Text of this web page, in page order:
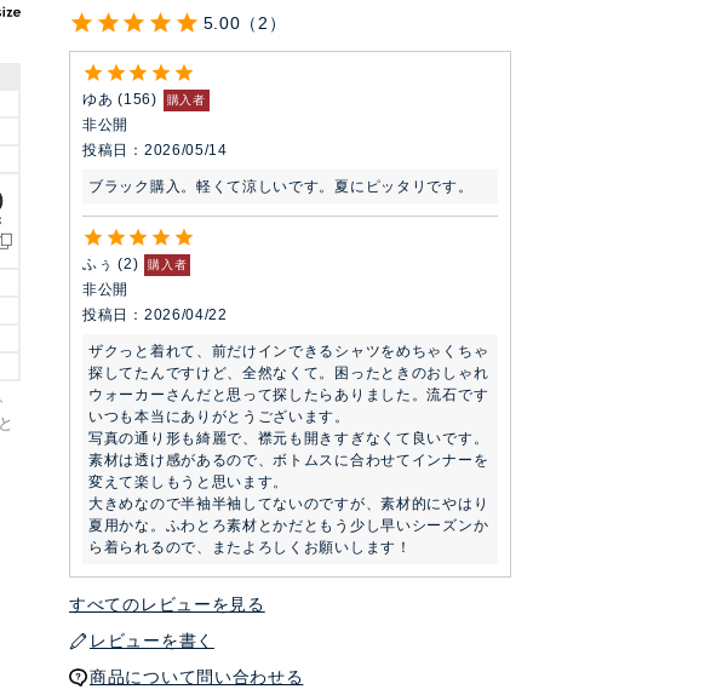
5.00 2
ゆあ 156 購入者
非公開
投稿日
2026/05/14
ブラック購入。軽くて涼しいです。夏にピッタリです。
ふぅ 2 購入者
非公開
投稿日
2026/04/22
ザクっと着れて、前だけインできるシャツをめちゃくちゃ
探してたんですけど、全然なくて。困ったときのおしゃれ
ウォーカーさんだと思って探したらありました。流石です
いつも本当にありがとうございます。
写真の通り形も綺麗で、襟元も開きすぎなくて良いです。
素材は透け感があるので、ボトムスに合わせてインナーを
変えて楽しもうと思います。
大きめなので半袖半袖してないのですが、素材的にやはり
夏用かな。ふわとろ素材とかだともう少し早いシーズンか
ら着られるので、またよろしくお願いします！
すべてのレビューを見る
レビューを書く
商品について問い合わせる